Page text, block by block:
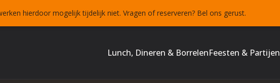
hierdoor mogelijk tijdelijk niet. Vragen of reserveren? Bel ons gerust.
Lunch, Dineren & BorrelenFeesten & Partijen